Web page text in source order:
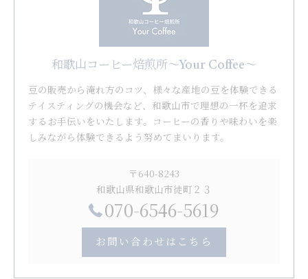
和歌山コーヒー焙煎所〜Your Coffee〜
豆の販売から淹れ方のコツ、様々な産地の豆を体験できる
テイスティングの機会など、和歌山市で理想の一杯を追求
するお手伝いをいたします。コーヒーの香りや味わいを楽
しみながら体験できるよう努めてまいります。
〒640-8243
和歌山県和歌山市徒町２３
070-6546-5619
お問い合わせはこちら